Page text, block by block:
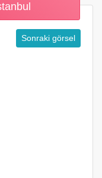
Sonraki görsel